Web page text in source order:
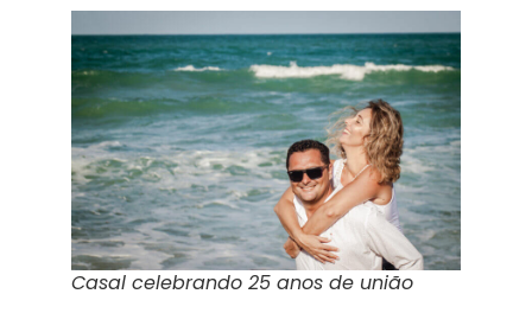
Casal celebrando 25 anos de união